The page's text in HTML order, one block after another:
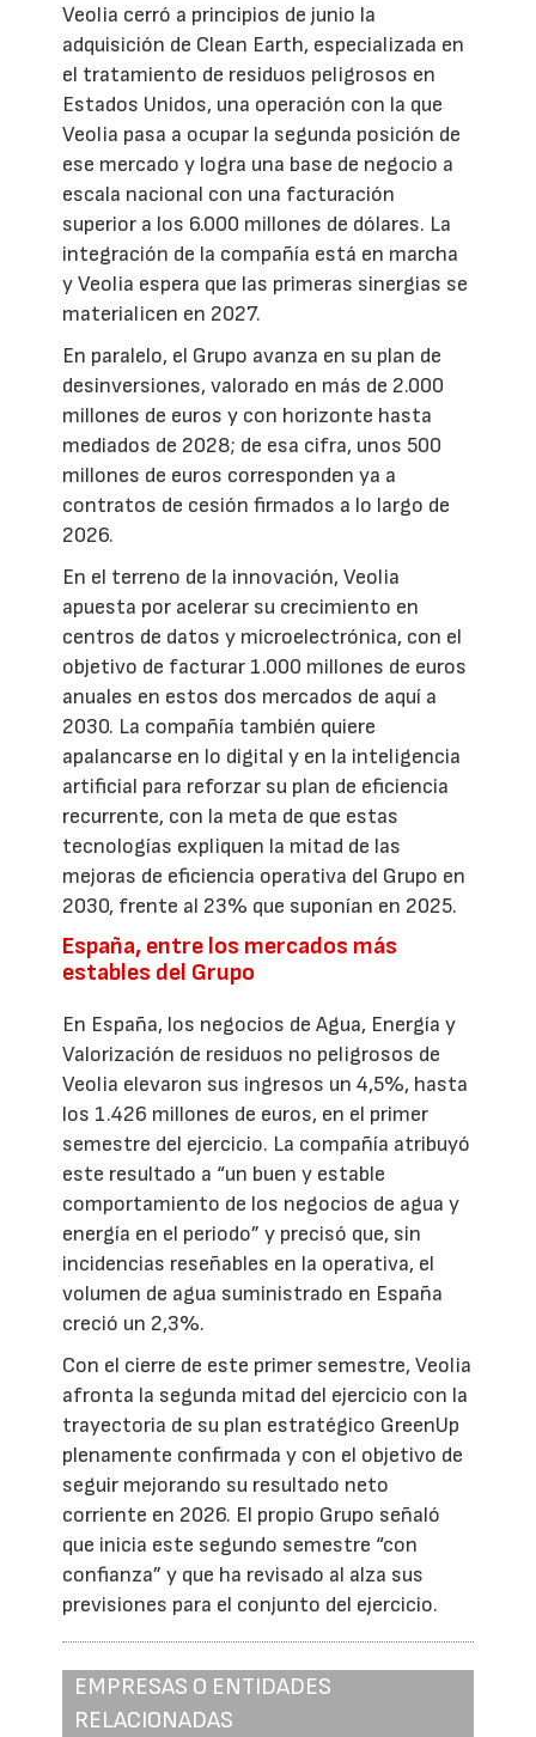
Veolia cerró a principios de junio la
adquisición de Clean Earth, especializada en
el tratamiento de residuos peligrosos en
Estados Unidos, una operación con la que
Veolia pasa a ocupar la segunda posición de
ese mercado y logra una base de negocio a
escala nacional con una facturación
superior a los 6.000 millones de dólares. La
integración de la compañía está en marcha
y Veolia espera que las primeras sinergias se
materialicen en 2027.
En paralelo, el Grupo avanza en su plan de
desinversiones, valorado en más de 2.000
millones de euros y con horizonte hasta
mediados de 2028; de esa cifra, unos 500
millones de euros corresponden ya a
contratos de cesión firmados a lo largo de
2026.
En el terreno de la innovación, Veolia
apuesta por acelerar su crecimiento en
centros de datos y microelectrónica, con el
objetivo de facturar 1.000 millones de euros
anuales en estos dos mercados de aquí a
2030. La compañía también quiere
apalancarse en lo digital y en la inteligencia
artificial para reforzar su plan de eficiencia
recurrente, con la meta de que estas
tecnologías expliquen la mitad de las
mejoras de eficiencia operativa del Grupo en
2030, frente al 23% que suponían en 2025.
España, entre los mercados más
estables del Grupo
En España, los negocios de Agua, Energía y
Valorización de residuos no peligrosos de
Veolia elevaron sus ingresos un 4,5%, hasta
los 1.426 millones de euros, en el primer
semestre del ejercicio. La compañía atribuyó
este resultado a “un buen y estable
comportamiento de los negocios de agua y
energía en el periodo” y precisó que, sin
incidencias reseñables en la operativa, el
volumen de agua suministrado en España
creció un 2,3%.
Con el cierre de este primer semestre, Veolia
afronta la segunda mitad del ejercicio con la
trayectoria de su plan estratégico GreenUp
plenamente confirmada y con el objetivo de
seguir mejorando su resultado neto
corriente en 2026. El propio Grupo señaló
que inicia este segundo semestre “con
confianza” y que ha revisado al alza sus
previsiones para el conjunto del ejercicio.
EMPRESAS O ENTIDADES
RELACIONADAS